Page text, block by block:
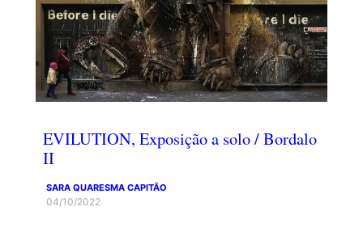
EVILUTION, Exposição a solo / Bordalo
II
SARA QUARESMA CAPITÃO
04/10/2022